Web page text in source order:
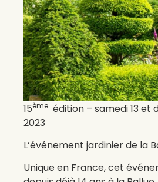
15ème édition – samedi 13 et
2023
L’événement jardinier de la
Unique en France, cet